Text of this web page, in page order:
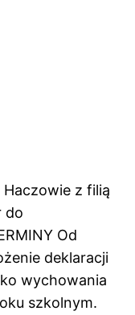
z filią
do
Od
deklaracji
wychowania
szkolnym.